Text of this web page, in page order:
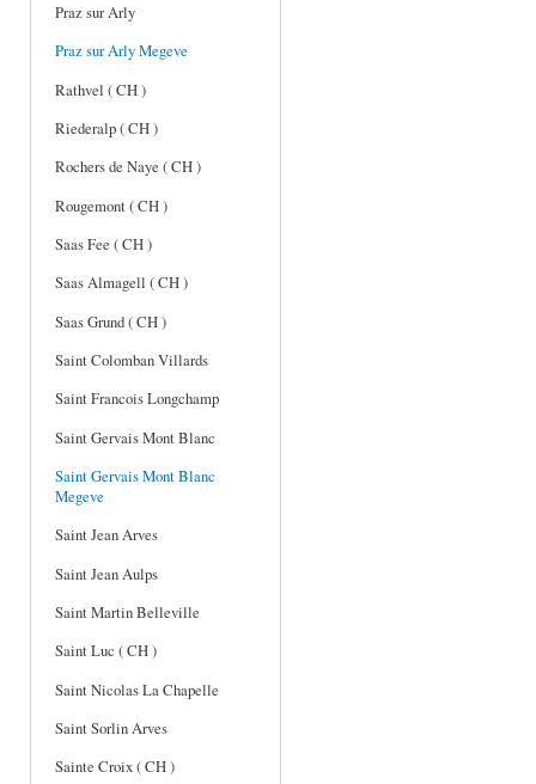
Praz sur Arly
Praz sur Arly Megeve
Rathvel ( CH )
Riederalp ( CH )
Rochers de Naye ( CH )
Rougemont ( CH )
Saas Fee ( CH )
Saas Almagell ( CH )
Saas Grund ( CH )
Saint Colomban Villards
Saint Francois Longchamp
Saint Gervais Mont Blanc
Saint Gervais Mont Blanc
Megeve
Saint Jean Arves
Saint Jean Aulps
Saint Martin Belleville
Saint Luc ( CH )
Saint Nicolas La Chapelle
Saint Sorlin Arves
Sainte Croix ( CH )